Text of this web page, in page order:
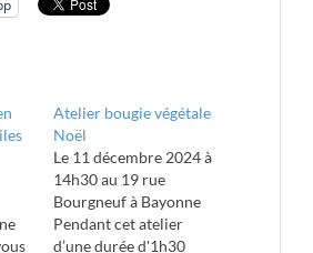
Atelier bougie végétale
Noël
Le 11 décembre 2024 à
14h30 au 19 rue
Bourgneuf à Bayonne
Pendant cet atelier
d’une durée d'1h30